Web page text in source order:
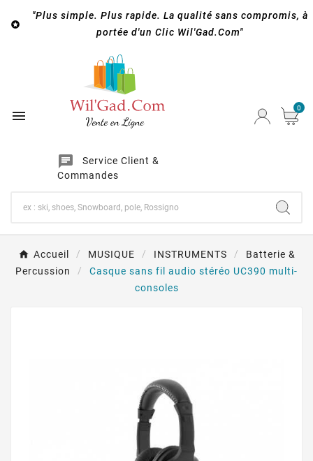

"Plus simple. Plus rapide. La qualité sans compromis, à
portée d'un Clic Wil'Gad.Com"

chat
Service Client &
Commandes
0
Accueil MUSIQUE INSTRUMENTS
Batterie &
Percussion
Casque sans fil audio stéréo UC390 multi-
consoles